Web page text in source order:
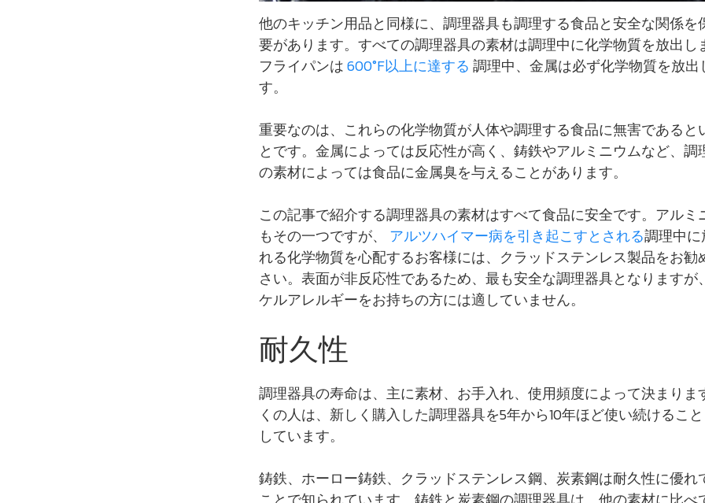
他のキッチン用品と同様に、調理器具も調理する食品と安全な関係を
要があります。すべての調理器具の素材は調理中に化学物質を放出し
フライパンは600°F以上に達する 調理中、金属は必ず化学物質を放出
す。
重要なのは、これらの化学物質が人体や調理する食品に無害であると
とです。金属によっては反応性が高く、鋳鉄やアルミニウムなど、調
の素材によっては食品に金属臭を与えることがあります。
この記事で紹介する調理器具の素材はすべて食品に安全です。アルミ
もその一つですが、 アルツハイマー病を引き起こすとされる調理中
れる化学物質を心配するお客様には、クラッドステンレス製品をお勧
さい。表面が非反応性であるため、最も安全な調理器具となりますが
ケルアレルギーをお持ちの方には適していません。
耐久性
調理器具の寿命は、主に素材、お手入れ、使用頻度によって決まりま
くの人は、新しく購入した調理器具を5年から10年ほど使い続けるこ
しています。
鋳鉄、ホーロー鋳鉄、クラッドステンレス鋼、炭素鋼は耐久性に優れ